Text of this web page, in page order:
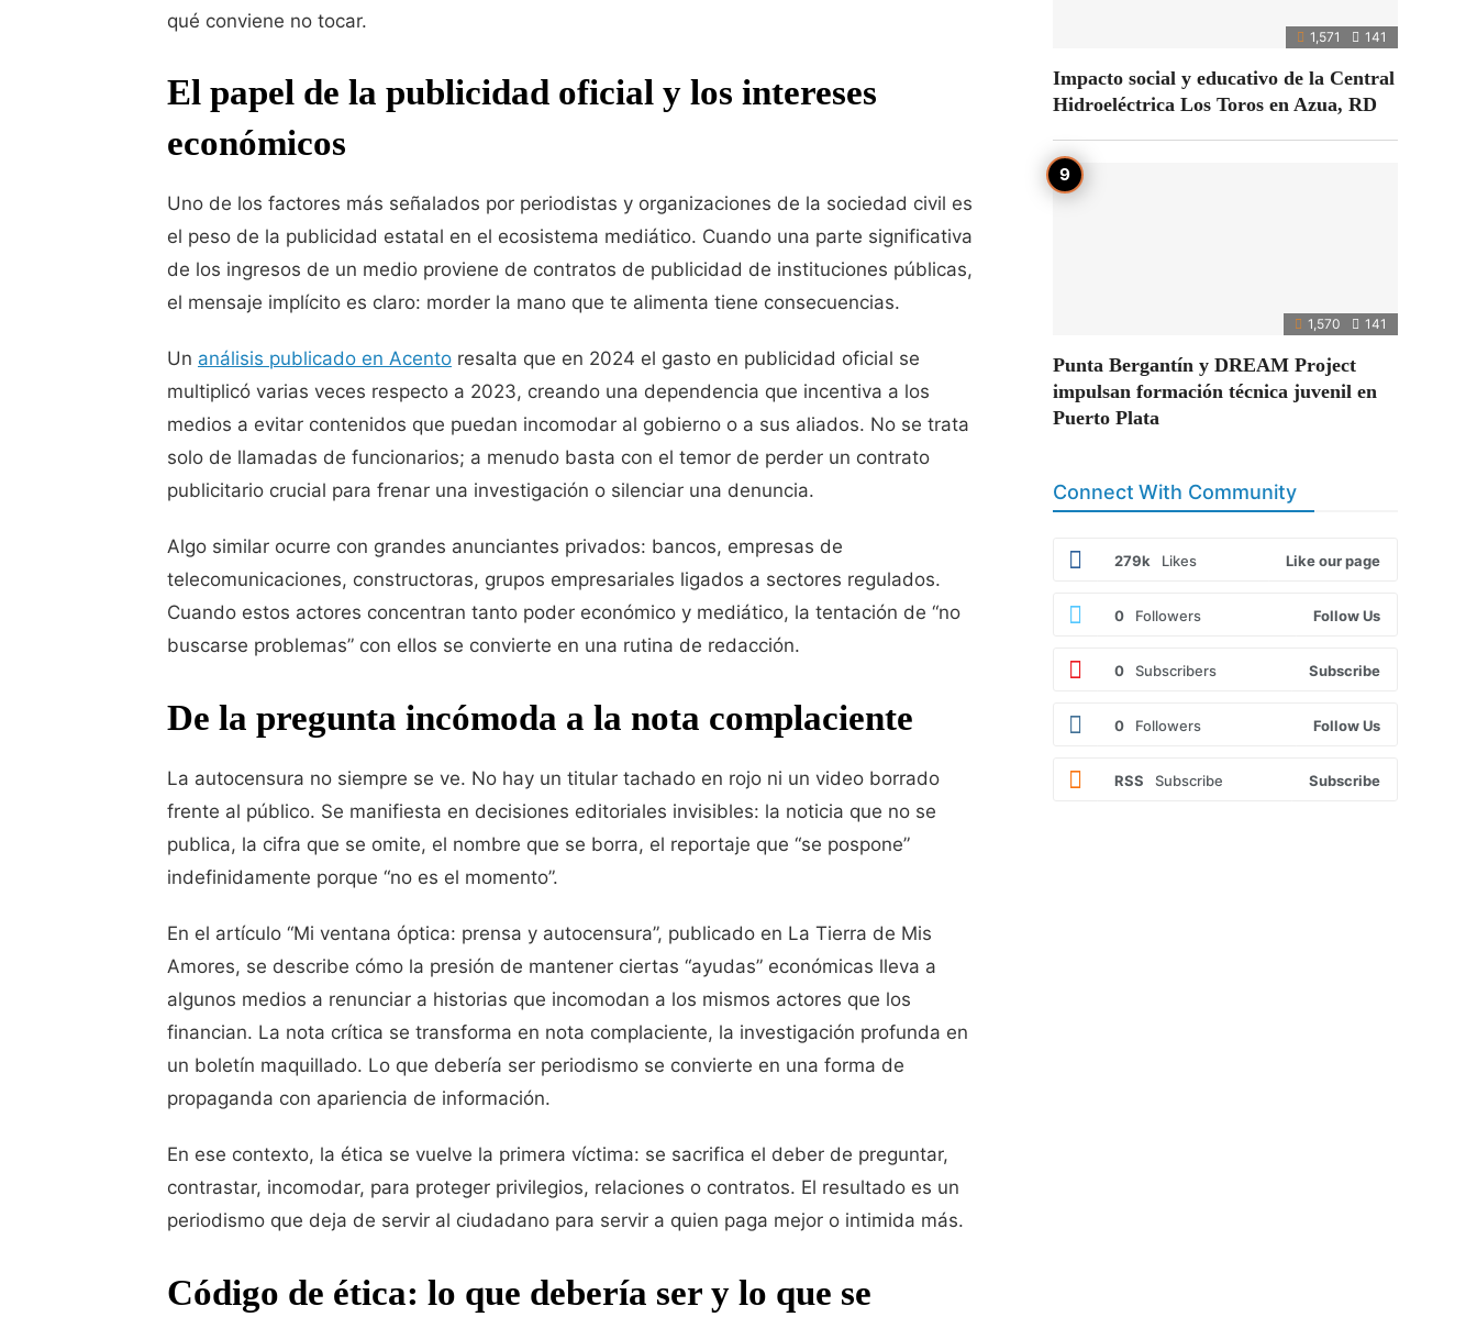
qué conviene no tocar.
El papel de la publicidad oficial y los intereses
económicos
Uno de los factores más señalados por periodistas y organizaciones de la sociedad civil es
el peso de la publicidad estatal en el ecosistema mediático. Cuando una parte significativa
de los ingresos de un medio proviene de contratos de publicidad de instituciones públicas,
el mensaje implícito es claro: morder la mano que te alimenta tiene consecuencias.
Un análisis publicado en Acento resalta que en 2024 el gasto en publicidad oficial se
multiplicó varias veces respecto a 2023, creando una dependencia que incentiva a los
medios a evitar contenidos que puedan incomodar al gobierno o a sus aliados. No se trata
solo de llamadas de funcionarios; a menudo basta con el temor de perder un contrato
publicitario crucial para frenar una investigación o silenciar una denuncia.
Algo similar ocurre con grandes anunciantes privados: bancos, empresas de
telecomunicaciones, constructoras, grupos empresariales ligados a sectores regulados.
Cuando estos actores concentran tanto poder económico y mediático, la tentación de “no
buscarse problemas” con ellos se convierte en una rutina de redacción.
De la pregunta incómoda a la nota complaciente
La autocensura no siempre se ve. No hay un titular tachado en rojo ni un video borrado
frente al público. Se manifiesta en decisiones editoriales invisibles: la noticia que no se
publica, la cifra que se omite, el nombre que se borra, el reportaje que “se pospone”
indefinidamente porque “no es el momento”.
En el artículo “Mi ventana óptica: prensa y autocensura”, publicado en La Tierra de Mis
Amores, se describe cómo la presión de mantener ciertas “ayudas” económicas lleva a
algunos medios a renunciar a historias que incomodan a los mismos actores que los
financian. La nota crítica se transforma en nota complaciente, la investigación profunda en
un boletín maquillado. Lo que debería ser periodismo se convierte en una forma de
propaganda con apariencia de información.
En ese contexto, la ética se vuelve la primera víctima: se sacrifica el deber de preguntar,
contrastar, incomodar, para proteger privilegios, relaciones o contratos. El resultado es un
periodismo que deja de servir al ciudadano para servir a quien paga mejor o intimida más.
Código de ética: lo que debería ser y lo que se
1,571 141
Impacto social y educativo de la Central
Hidroeléctrica Los Toros en Azua, RD
1,570 141
Punta Bergantín y DREAM Project
impulsan formación técnica juvenil en
Puerto Plata
Connect With Community
279k Likes Like our page
0 Followers Follow Us
0 Subscribers Subscribe
0 Followers Follow Us
RSS Subscribe Subscribe